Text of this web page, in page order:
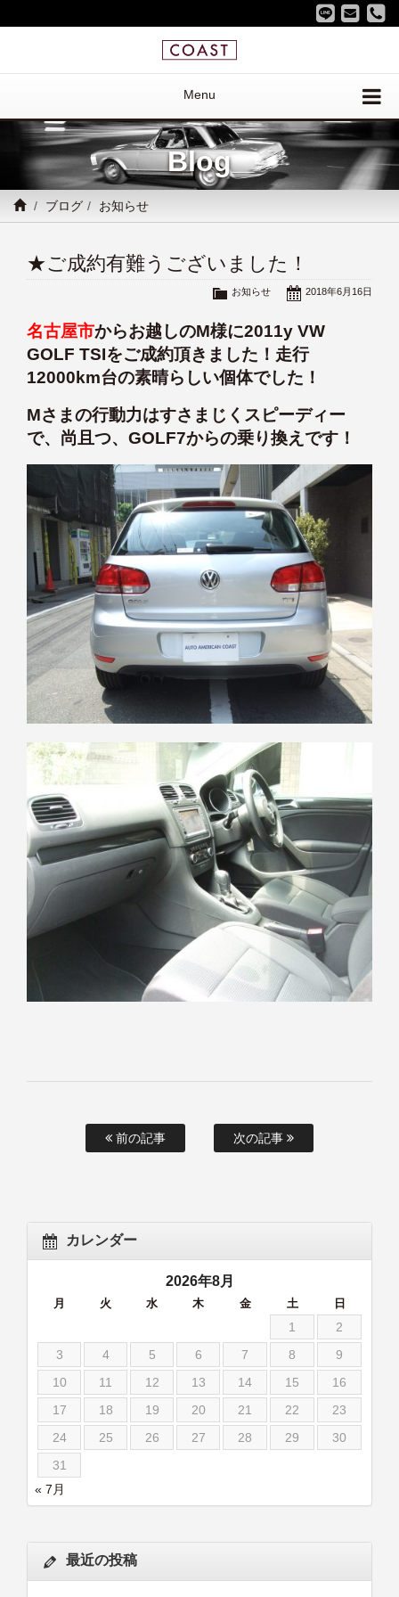
Menu
Blog
ブログ お知らせ
★ご成約有難うございました！
2018年6月16日
お知らせ
名古屋市からお越しのM様に2011y VW
GOLF TSIをご成約頂きました！走行
12000km台の素晴らしい個体でした！
Mさまの行動力はすさまじくスピーディー
で、尚且つ、GOLF7からの乗り換えです！
前の記事 次の記事
カレンダー
2026年8月
月 火 水 木 金 土 日
1
2
3
4 5 6 7 8
9
10
11 12 13 14 15
16
17
18 19 20 21 22
23
24
25 26 27 28 29
30
31
« 7月
最近の投稿